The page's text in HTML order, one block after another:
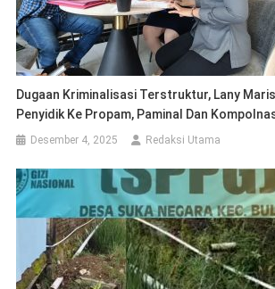
Dugaan Kriminalisasi Terstruktur, Lany
Penyidik Ke Propam, Paminal Dan
Desember 4, 2025 Redaksi Utama